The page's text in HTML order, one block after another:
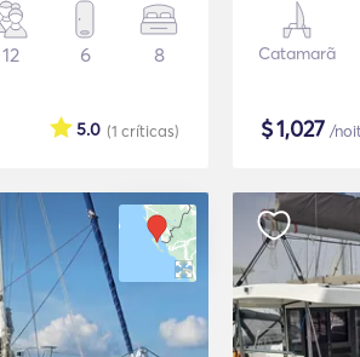
12 6 8
(1 críticas)
5.0
Catamarã
$1,027 /